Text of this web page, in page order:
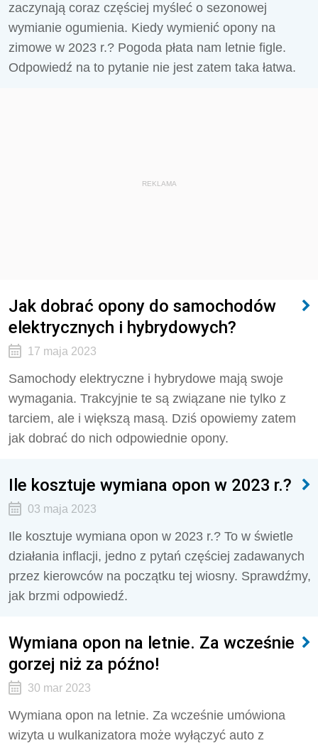
zaczynają coraz częściej myśleć o sezonowej
wymianie ogumienia. Kiedy wymienić opony na
zimowe w 2023 r.? Pogoda płata nam letnie figle.
Odpowiedź na to pytanie nie jest zatem taka łatwa.
REKLAMA
Jak dobrać opony do samochodów
elektrycznych i hybrydowych?
17 maja 2023
Samochody elektryczne i hybrydowe mają swoje
wymagania. Trakcyjnie te są związane nie tylko z
tarciem, ale i większą masą. Dziś opowiemy zatem
jak dobrać do nich odpowiednie opony.
Ile kosztuje wymiana opon w 2023 r.?
03 maja 2023
Ile kosztuje wymiana opon w 2023 r.? To w świetle
działania inflacji, jedno z pytań częściej zadawanych
przez kierowców na początku tej wiosny. Sprawdźmy,
jak brzmi odpowiedź.
Wymiana opon na letnie. Za wcześnie
gorzej niż za późno!
30 mar 2023
Wymiana opon na letnie. Za wcześnie umówiona
wizyta u wulkanizatora może wyłączyć auto z